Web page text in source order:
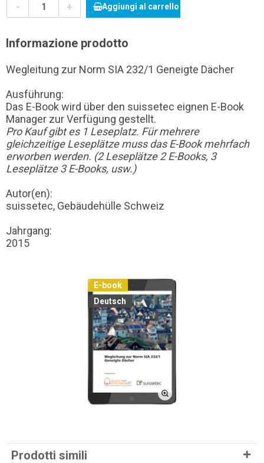
- + Aggiungi al carrello
Informazione prodotto
Wegleitung zur Norm SIA 232/1 Geneigte Dächer
Ausführung:
Das E-Book wird über den suissetec eignen E-Book
Manager zur Verfügung gestellt.
Pro Kauf gibt es 1 Leseplatz. Für mehrere
gleichzeitige Leseplätze muss das E-Book mehrfach
erworben werden. (2 Leseplätze 2 E-Books, 3
Leseplätze 3 E-Books, usw.)
Autor(en):
suissetec, Gebäudehülle Schweiz
Jahrgang:
2015
E-book
Deutsch
Prodotti simili